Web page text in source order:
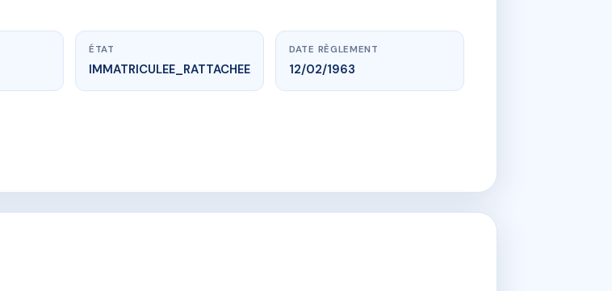
ÉTAT
IMMATRICULEE_RATTACHEE
DATE RÈGLEMENT
12/02/1963